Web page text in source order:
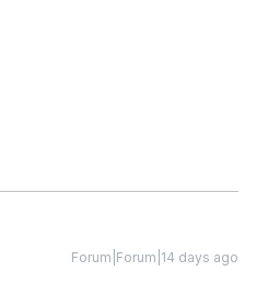
Forum|Forum|14 days ago